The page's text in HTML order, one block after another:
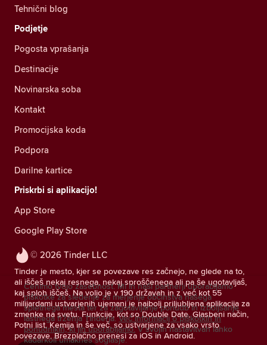
© 2026 Tinder LLC
Tinder je mesto, kjer se povezave res začnejo, ne glede na to,
ali iščeš nekaj resnega, nekaj sproščenega ali pa še ugotavljaš,
kaj sploh iščeš. Na voljo je v 190 državah in z več kot 55
milijardami ustvarjenih ujemanj je najbolj priljubljena aplikacija za
zmenke na svetu. Funkcije, kot so Double Date, Glasbeni način,
Potni list, Kemija in še več, so ustvarjene za vsako vrsto
povezave. Brezplačno prenesi za iOS in Android.
Tehnični blog
Podjetje
Pogosta vprašanja
Destinacije
Novinarska soba
Kontakt
Promocijska koda
Podpora
Darilne kartice
Priskrbi si aplikacijo!
App Store
Google Play Store
Cenimo tvojo zasebnost. Mi in naši partnerji uporabljamo
piškotke za sledenje za merjenje občinstva našega
spletnega mesta ter za zagotavljanje ponudb in izboljšanje
lastnega trženja Tinderja. Več informacij o piškotkih in
ponudnikih, ki jih uporabljamo. V svojih nastavitvah lahko
kadarkoli umakneš soglasje.